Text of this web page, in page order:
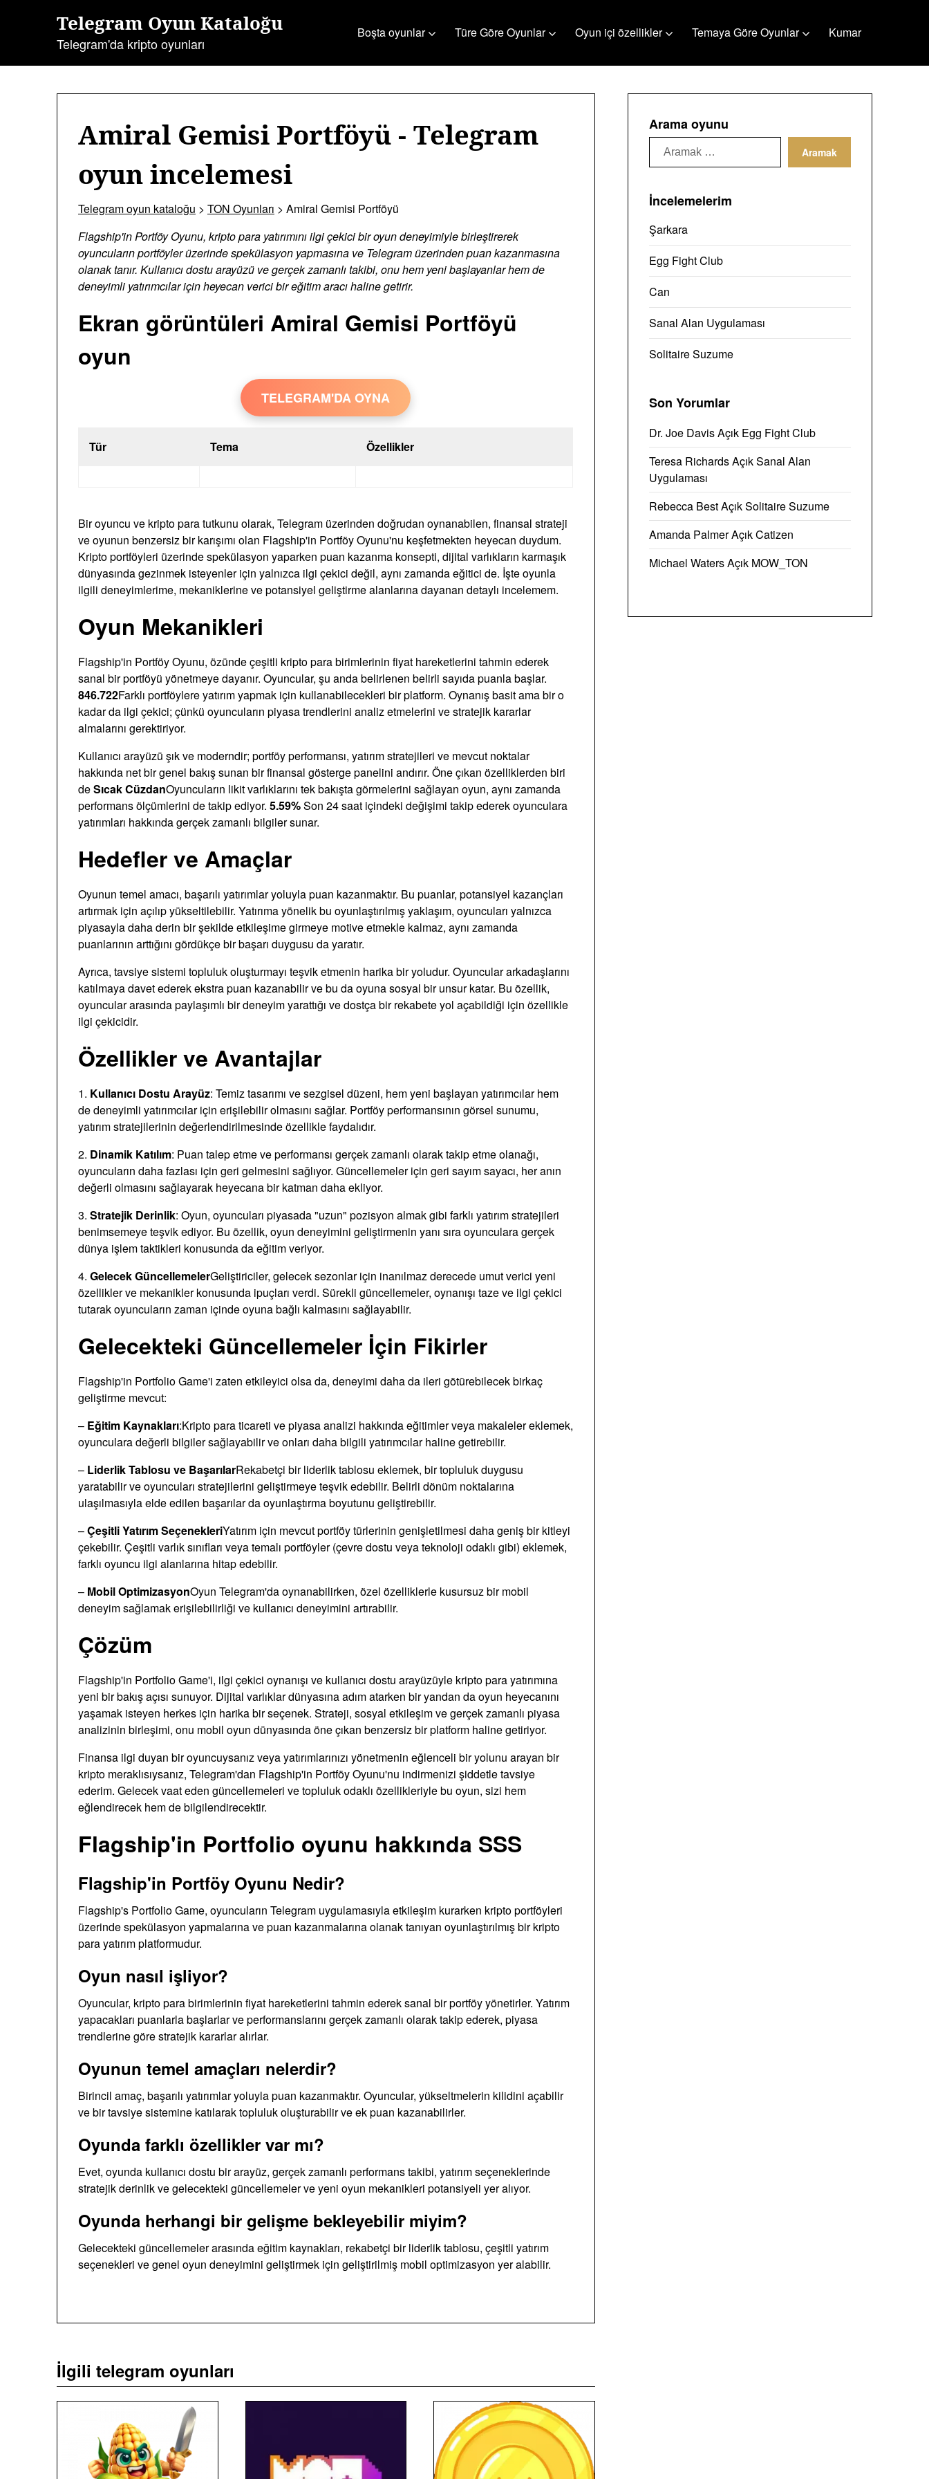
Telegram Oyun Kataloğu
Telegram'da kripto oyunları
Boşta oyunlar Türe Göre Oyunlar Oyun içi özellikler Temaya Göre Oyunlar Kumar
Amiral Gemisi Portföyü - Telegram
oyun incelemesi
Telegram oyun kataloğu > TON Oyunları > Amiral Gemisi Portföyü
Flagship'in Portföy Oyunu, kripto para yatırımını ilgi çekici bir oyun deneyimiyle birleştirerek
oyuncuların portföyler üzerinde spekülasyon yapmasına ve Telegram üzerinden puan kazanmasına
olanak tanır. Kullanıcı dostu arayüzü ve gerçek zamanlı takibi, onu hem yeni başlayanlar hem de
deneyimli yatırımcılar için heyecan verici bir eğitim aracı haline getirir.
Ekran görüntüleri Amiral Gemisi Portföyü
oyun
TELEGRAM'DA OYNA
Tür Tema Özellikler
Bir oyuncu ve kripto para tutkunu olarak, Telegram üzerinden doğrudan oynanabilen, finansal strateji
ve oyunun benzersiz bir karışımı olan Flagship'in Portföy Oyunu'nu keşfetmekten heyecan duydum.
Kripto portföyleri üzerinde spekülasyon yaparken puan kazanma konsepti, dijital varlıkların karmaşık
dünyasında gezinmek isteyenler için yalnızca ilgi çekici değil, aynı zamanda eğitici de. İşte oyunla
ilgili deneyimlerime, mekaniklerine ve potansiyel geliştirme alanlarına dayanan detaylı incelemem.
Oyun Mekanikleri
Flagship'in Portföy Oyunu, özünde çeşitli kripto para birimlerinin fiyat hareketlerini tahmin ederek
sanal bir portföyü yönetmeye dayanır. Oyuncular, şu anda belirlenen belirli sayıda puanla başlar.
846.722Farklı portföylere yatırım yapmak için kullanabilecekleri bir platform. Oynanış basit ama bir o
kadar da ilgi çekici; çünkü oyuncuların piyasa trendlerini analiz etmelerini ve stratejik kararlar
almalarını gerektiriyor.
Kullanıcı arayüzü şık ve moderndir; portföy performansı, yatırım stratejileri ve mevcut noktalar
hakkında net bir genel bakış sunan bir finansal gösterge panelini andırır. Öne çıkan özelliklerden biri
deSıcak CüzdanOyuncuların likit varlıklarını tek bakışta görmelerini sağlayan oyun, aynı zamanda
performans ölçümlerini de takip ediyor. 5.59%Son 24 saat içindeki değişimi takip ederek oyunculara
yatırımları hakkında gerçek zamanlı bilgiler sunar.
Hedefler ve Amaçlar
Oyunun temel amacı, başarılı yatırımlar yoluyla puan kazanmaktır. Bu puanlar, potansiyel kazançları
artırmak için açılıp yükseltilebilir. Yatırıma yönelik bu oyunlaştırılmış yaklaşım, oyuncuları yalnızca
piyasayla daha derin bir şekilde etkileşime girmeye motive etmekle kalmaz, aynı zamanda
puanlarının arttığını gördükçe bir başarı duygusu da yaratır.
Ayrıca, tavsiye sistemi topluluk oluşturmayı teşvik etmenin harika bir yoludur. Oyuncular arkadaşlarını
katılmaya davet ederek ekstra puan kazanabilir ve bu da oyuna sosyal bir unsur katar. Bu özellik,
oyuncular arasında paylaşımlı bir deneyim yarattığı ve dostça bir rekabete yol açabildiği için özellikle
ilgi çekicidir.
Özellikler ve Avantajlar
1. Kullanıcı Dostu Arayüz: Temiz tasarımı ve sezgisel düzeni, hem yeni başlayan yatırımcılar hem
de deneyimli yatırımcılar için erişilebilir olmasını sağlar. Portföy performansının görsel sunumu,
yatırım stratejilerinin değerlendirilmesinde özellikle faydalıdır.
2. Dinamik Katılım: Puan talep etme ve performansı gerçek zamanlı olarak takip etme olanağı,
oyuncuların daha fazlası için geri gelmesini sağlıyor. Güncellemeler için geri sayım sayacı, her anın
değerli olmasını sağlayarak heyecana bir katman daha ekliyor.
3. Stratejik Derinlik: Oyun, oyuncuları piyasada "uzun" pozisyon almak gibi farklı yatırım stratejileri
benimsemeye teşvik ediyor. Bu özellik, oyun deneyimini geliştirmenin yanı sıra oyunculara gerçek
dünya işlem taktikleri konusunda da eğitim veriyor.
4. Gelecek GüncellemelerGeliştiriciler, gelecek sezonlar için inanılmaz derecede umut verici yeni
özellikler ve mekanikler konusunda ipuçları verdi. Sürekli güncellemeler, oynanışı taze ve ilgi çekici
tutarak oyuncuların zaman içinde oyuna bağlı kalmasını sağlayabilir.
Gelecekteki Güncellemeler İçin Fikirler
Flagship'in Portfolio Game'i zaten etkileyici olsa da, deneyimi daha da ileri götürebilecek birkaç
geliştirme mevcut:
– Eğitim Kaynakları:Kripto para ticareti ve piyasa analizi hakkında eğitimler veya makaleler eklemek,
oyunculara değerli bilgiler sağlayabilir ve onları daha bilgili yatırımcılar haline getirebilir.
– Liderlik Tablosu ve BaşarılarRekabetçi bir liderlik tablosu eklemek, bir topluluk duygusu
yaratabilir ve oyuncuları stratejilerini geliştirmeye teşvik edebilir. Belirli dönüm noktalarına
ulaşılmasıyla elde edilen başarılar da oyunlaştırma boyutunu geliştirebilir.
–Çeşitli Yatırım SeçenekleriYatırım için mevcut portföy türlerinin genişletilmesi daha geniş bir kitleyi
çekebilir. Çeşitli varlık sınıfları veya temalı portföyler (çevre dostu veya teknoloji odaklı gibi) eklemek,
farklı oyuncu ilgi alanlarına hitap edebilir.
– Mobil OptimizasyonOyun Telegram'da oynanabilirken, özel özelliklerle kusursuz bir mobil
deneyim sağlamak erişilebilirliği ve kullanıcı deneyimini artırabilir.
Çözüm
Flagship'in Portfolio Game'i, ilgi çekici oynanışı ve kullanıcı dostu arayüzüyle kripto para yatırımına
yeni bir bakış açısı sunuyor. Dijital varlıklar dünyasına adım atarken bir yandan da oyun heyecanını
yaşamak isteyen herkes için harika bir seçenek. Strateji, sosyal etkileşim ve gerçek zamanlı piyasa
analizinin birleşimi, onu mobil oyun dünyasında öne çıkan benzersiz bir platform haline getiriyor.
Finansa ilgi duyan bir oyuncuysanız veya yatırımlarınızı yönetmenin eğlenceli bir yolunu arayan bir
kripto meraklısıysanız, Telegram'dan Flagship'in Portföy Oyunu'nu indirmenizi şiddetle tavsiye
ederim. Gelecek vaat eden güncellemeleri ve topluluk odaklı özellikleriyle bu oyun, sizi hem
eğlendirecek hem de bilgilendirecektir.
Flagship'in Portfolio oyunu hakkında SSS
Flagship'in Portföy Oyunu Nedir?
Flagship's Portfolio Game, oyuncuların Telegram uygulamasıyla etkileşim kurarken kripto portföyleri
üzerinde spekülasyon yapmalarına ve puan kazanmalarına olanak tanıyan oyunlaştırılmış bir kripto
para yatırım platformudur.
Oyun nasıl işliyor?
Oyuncular, kripto para birimlerinin fiyat hareketlerini tahmin ederek sanal bir portföy yönetirler. Yatırım
yapacakları puanlarla başlarlar ve performanslarını gerçek zamanlı olarak takip ederek, piyasa
trendlerine göre stratejik kararlar alırlar.
Oyunun temel amaçları nelerdir?
Birincil amaç, başarılı yatırımlar yoluyla puan kazanmaktır. Oyuncular, yükseltmelerin kilidini açabilir
ve bir tavsiye sistemine katılarak topluluk oluşturabilir ve ek puan kazanabilirler.
Oyunda farklı özellikler var mı?
Evet, oyunda kullanıcı dostu bir arayüz, gerçek zamanlı performans takibi, yatırım seçeneklerinde
stratejik derinlik ve gelecekteki güncellemeler ve yeni oyun mekanikleri potansiyeli yer alıyor.
Oyunda herhangi bir gelişme bekleyebilir miyim?
Gelecekteki güncellemeler arasında eğitim kaynakları, rekabetçi bir liderlik tablosu, çeşitli yatırım
seçenekleri ve genel oyun deneyimini geliştirmek için geliştirilmiş mobil optimizasyon yer alabilir.
İlgili telegram oyunları
Arama oyunu
Ara:
İncelemelerim
Şarkara
Egg Fight Club
Can
Sanal Alan Uygulaması
Solitaire Suzume
Son Yorumlar
Dr. Joe DavisAçık Egg Fight Club
Teresa RichardsAçıkSanal Alan
Uygulaması
Rebecca BestAçıkSolitaire Suzume
Amanda PalmerAçıkCatizen
Michael WatersAçık MOW_TON